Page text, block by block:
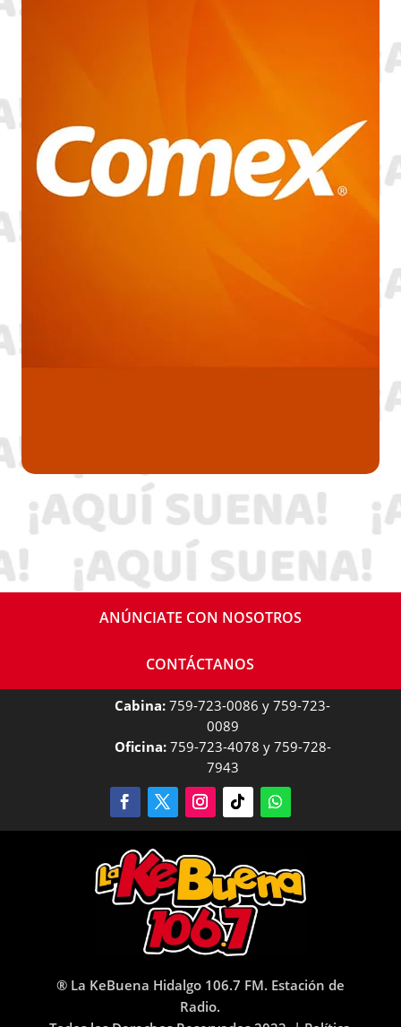
ANÚNCIATE CON NOSOTROS
CONTÁCTANOS
Cabina: 759-723-0086 y 759-723-
0089
Oficina:759-723-4078 y 759-728-
7943
® La KeBuena Hidalgo 106.7 FM. Estación de
Radio.